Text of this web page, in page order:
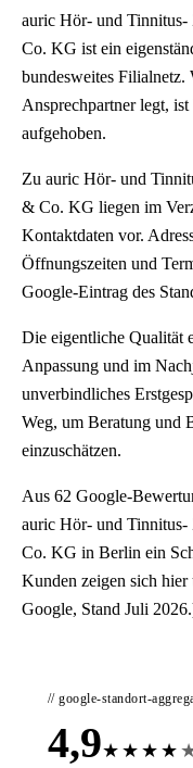
auric Hör- und
Co. KG ist ein
bundesweites Filialnetz.
Ansprechpartner legt,
aufgehoben.
Zu auric Hör- und
& Co. KG liegen im
Kontaktdaten vor.
Öffnungszeiten und
Google-Eintrag des
Die eigentliche Qualität
Anpassung und im
unverbindliches
Weg, um Beratung und
einzuschätzen.
Aus 62 Google-
auric Hör- und
Co. KG in Berlin ein
Kunden zeigen sich
Google, Stand Juli
// google-standort-
4,9★ ★ ★ ★